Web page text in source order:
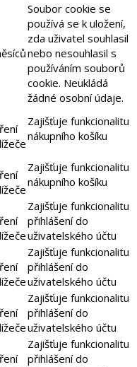
Soubor cookie se
používá se k uložení,
zda uživatel souhlasil
nebo nesouhlasil s
používáním souborů
cookie. Neukládá
žádné osobní údaje.
Zajišťuje funkcionalitu
nákupního košíku
Zajišťuje funkcionalitu
nákupního košíku
Zajišťuje funkcionalitu
přihlášení do
uživatelského účtu
Zajišťuje funkcionalitu
přihlášení do
uživatelského účtu
Zajišťuje funkcionalitu
přihlášení do
uživatelského účtu
Zajišťuje funkcionalitu
přihlášení do